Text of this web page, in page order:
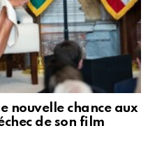
nouvelle chance aux
de son film